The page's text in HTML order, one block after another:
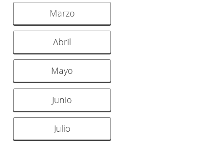
Marzo
Abril
Mayo
Junio
Julio